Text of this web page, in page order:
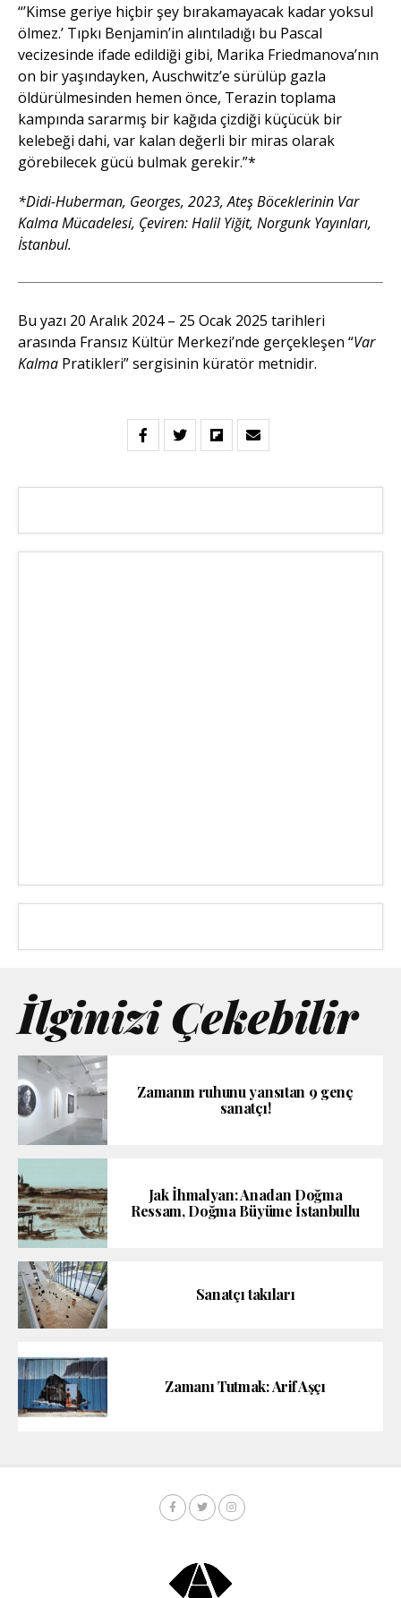
“’Kimse geriye hiçbir şey bırakamayacak kadar yoksul
ölmez.’ Tıpkı Benjamin’in alıntıladığı bu Pascal
vecizesinde ifade edildiği gibi, Marika Friedmanova’nın
on bir yaşındayken, Auschwitz’e sürülüp gazla
öldürülmesinden hemen önce, Terazin toplama
kampında sararmış bir kağıda çizdiği küçücük bir
kelebeği dahi, var kalan değerli bir miras olarak
görebilecek gücü bulmak gerekir.”*
*Didi-Huberman, Georges, 2023, Ateş Böceklerinin Var
Kalma Mücadelesi, Çeviren: Halil Yiğit, Norgunk Yayınları,
İstanbul.
Bu yazı 20 Aralık 2024 – 25 Ocak 2025 tarihleri
arasında Fransız Kültür Merkezi’nde gerçekleşen “Var
Kalma Pratikleri” sergisinin küratör metnidir.
İlginizi Çekebilir
Zamanın ruhunu yansıtan 9 genç
sanatçı!
Jak İhmalyan: Anadan Doğma
Ressam, Doğma Büyüme İstanbullu
Sanatçı takıları
Zamanı Tutmak: Arif Aşçı